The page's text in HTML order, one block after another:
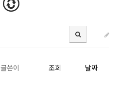
글쓴이 조회 날짜